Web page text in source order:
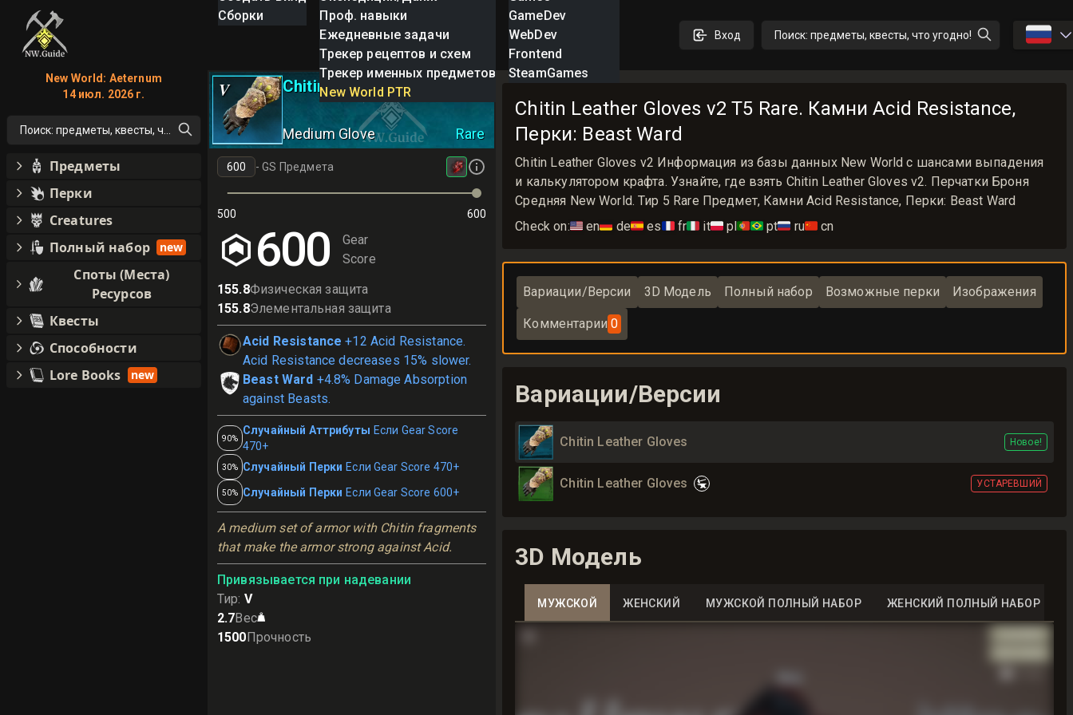
Сборки
Проф. навыки
Ежедневные задачи
Трекер рецептов и схем
Трекер именных предметов
New World PTR
GameDev
WebDev
Frontend
SteamGames
Вход Поиск: предметы, квесты, что угодно! 🇷🇺
V Chitin Leather Gloves
Medium Glove Rare
-GS Предмета
500 600
600
Gear
Score
155.8Физическая защита
155.8Элементальная защита
Acid Resistance +12 Acid Resistance.
Acid Resistance decreases 15% slower.
Beast Ward +4.8% Damage Absorption
against Beasts.
90%
Случайный Аттрибуты Если Gear Score
470+
30% Случайный Перки Если Gear Score 470+
50% Случайный Перки Если Gear Score 600+
A medium set of armor with Chitin fragments
that make the armor strong against Acid.
Привязывается при надевании
Тир: V
2.7Вес
1500Прочность
Chitin Leather Gloves v2 T5 Rare. Камни Acid Resistance,
Перки: Beast Ward
Chitin Leather Gloves v2 Информация из базы данных New World с шансами выпадения
и калькулятором крафта. Узнайте, где взять Chitin Leather Gloves v2. Перчатки Броня
Средняя New World. Тир 5 Rare Предмет, Камни Acid Resistance, Перки: Beast Ward
Check on:🇺🇸 en🇩🇪 de🇪🇸 es🇫🇷 fr🇮🇹 it🇵🇱 pl🇵🇹🇧🇷 pt🇷🇺 ru🇨🇳 cn
Вариации/Версии 3D Модель Полный набор Возможные перки Изображения
Комментарии 0
Вариации/Версии
Chitin Leather Gloves Новое!
Chitin Leather Gloves УСТАРЕВШИЙ
3D Модель
МУЖСКОЙ ЖЕНСКИЙ МУЖСКОЙ ПОЛНЫЙ НАБОР ЖЕНСКИЙ ПОЛНЫЙ НАБОР
New World: Aeternum
14 июл. 2026 г.
Поиск: предметы, квесты, что угодно!
Предметы
Перки
Creatures
Полный набор
new
Споты (Места)
Ресурсов
Квесты
Способности
Lore Books
new